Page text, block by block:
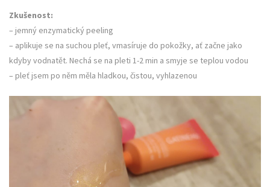
Zkušenost:
– jemný enzymatický peeling
– aplikuje se na suchou pleť, vmasíruje do pokožky, ať začne jako
kdyby vodnatět. Nechá se na pleti 1-2 min a smyje se teplou vodou
– pleť jsem po něm měla hladkou, čistou, vyhlazenou